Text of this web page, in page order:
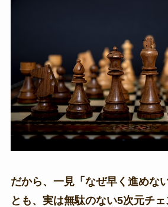
だから、一見「なぜ早く進めな
とも、実は無駄のない5次元チ